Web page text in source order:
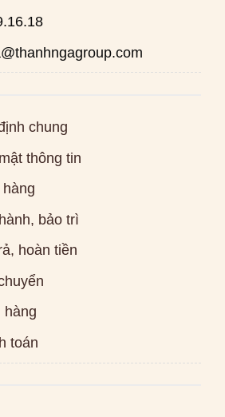
chung
thông tin
bảo trì
hoàn tiền
hàng
toán